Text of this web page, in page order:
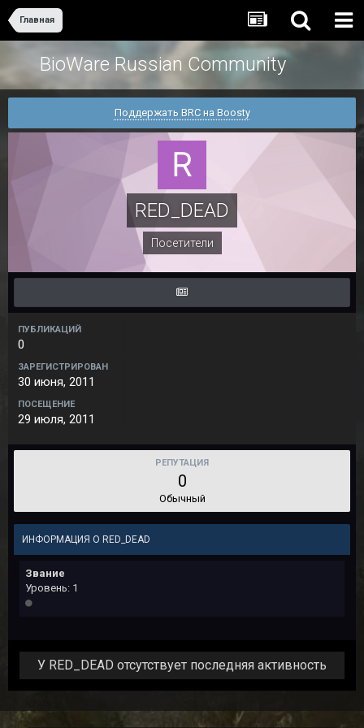
Главная
BioWare Russian Community
Поддержать BRC на Boosty
RED_DEAD
Посетители
ПУБЛИКАЦИЙ
0
ЗАРЕГИСТРИРОВАН
30 июня, 2011
ПОСЕЩЕНИЕ
29 июля, 2011
РЕПУТАЦИЯ
0
Обычный
ИНФОРМАЦИЯ О RED_DEAD
Звание
Уровень: 1
У RED_DEAD отсутствует последняя активность